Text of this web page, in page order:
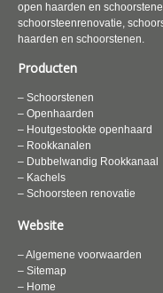
open haarden en
schoorsteenrenovatie,
haarden en schoorstenen.
Producten
– Schoorstenen
– Openhaarden
– Houtgestookte openhaard
– Rookkanalen
– Dubbelwandig Rookkanaal
– Kachels
– Schoorsteen renovatie
Website
– Algemene voorwaarden
– Sitemap
– Home